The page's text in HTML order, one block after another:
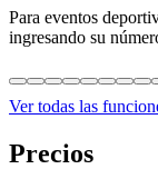
Para eventos
ingresando su
Ver todas las
Precios